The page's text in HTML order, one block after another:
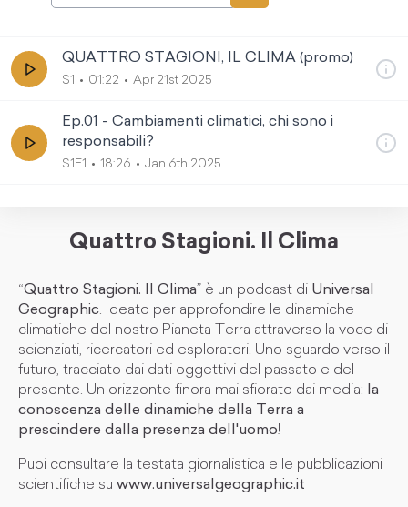
QUATTRO STAGIONI, IL CLIMA (promo)
S1 01:22 Apr 21st 2025
Ep.01 - Cambiamenti climatici, chi sono i
responsabili?
S1E1 18:26 Jan 6th 2025
Quattro Stagioni. Il Clima
“Quattro Stagioni. Il Clima” è un podcast di Universal
Geographic. Ideato per approfondire le dinamiche
climatiche del nostro Pianeta Terra attraverso la voce di
scienziati, ricercatori ed esploratori. Uno sguardo verso il
futuro, tracciato dai dati oggettivi del passato e del
presente. Un orizzonte finora mai sfiorato dai media:
la
conoscenza delle dinamiche della Terra a
prescindere dalla presenza dell'uomo!
Puoi consultare la testata giornalistica e le pubblicazioni
scientifiche su www.universalgeographic.it